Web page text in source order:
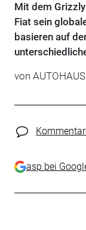
Mit dem
Fiat sein
basieren auf
von AUTOHAUS
asp bei